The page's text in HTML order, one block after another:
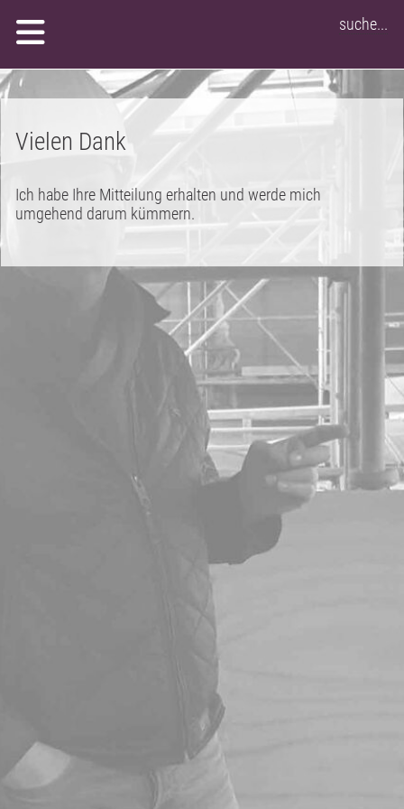
suche...
Vielen Dank
Ich habe Ihre Mitteilung erhalten und werde mich
umgehend darum kümmern.